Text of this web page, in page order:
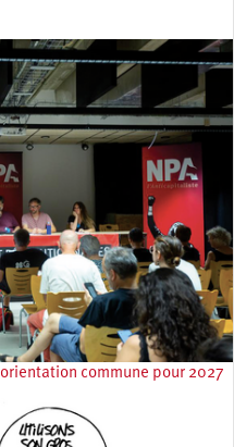
commune pour 2027